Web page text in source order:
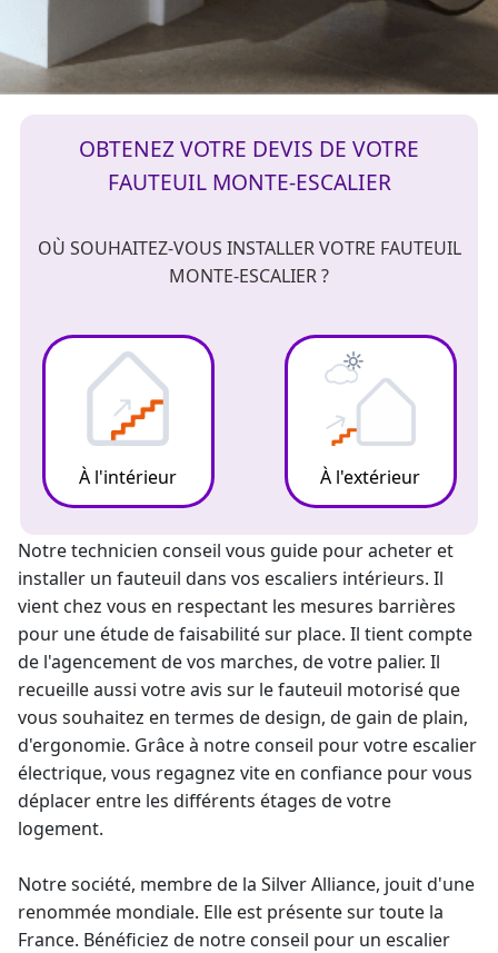
OBTENEZ VOTRE DEVIS DE VOTRE
FAUTEUIL MONTE-ESCALIER
OÙ SOUHAITEZ-VOUS INSTALLER VOTRE FAUTEUIL
MONTE-ESCALIER ?
À l'intérieur À l'extérieur
Notre technicien conseil vous guide pour acheter et
installer un fauteuil dans vos escaliers intérieurs. Il
vient chez vous en respectant les mesures barrières
pour une étude de faisabilité sur place. Il tient compte
de l'agencement de vos marches, de votre palier. Il
recueille aussi votre avis sur le fauteuil motorisé que
vous souhaitez en termes de design, de gain de plain,
d'ergonomie. Grâce à notre conseil pour votre escalier
électrique, vous regagnez vite en confiance pour vous
déplacer entre les différents étages de votre
logement.
Notre société, membre de la Silver Alliance, jouit d'une
renommée mondiale. Elle est présente sur toute la
France. Bénéficiez de notre conseil pour un escalier